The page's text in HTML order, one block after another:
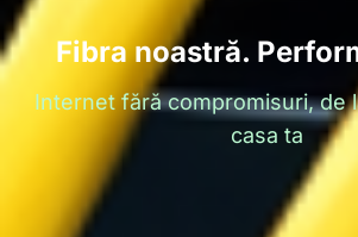
Fibra noastră.
Internet fără compromisuri, de
casa ta